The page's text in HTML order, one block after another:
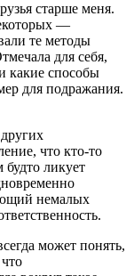
старше меня.
—
те методы
для себя,
какие способы
для подражания.
что кто-то
ликует
немалых
может понять,